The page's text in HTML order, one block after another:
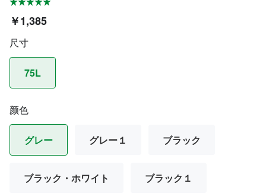
￥1,385
尺寸
75L
颜色
グレー グレー１ ブラック
ブラック・ホワイト ブラック１